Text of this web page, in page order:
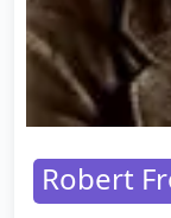
Robert